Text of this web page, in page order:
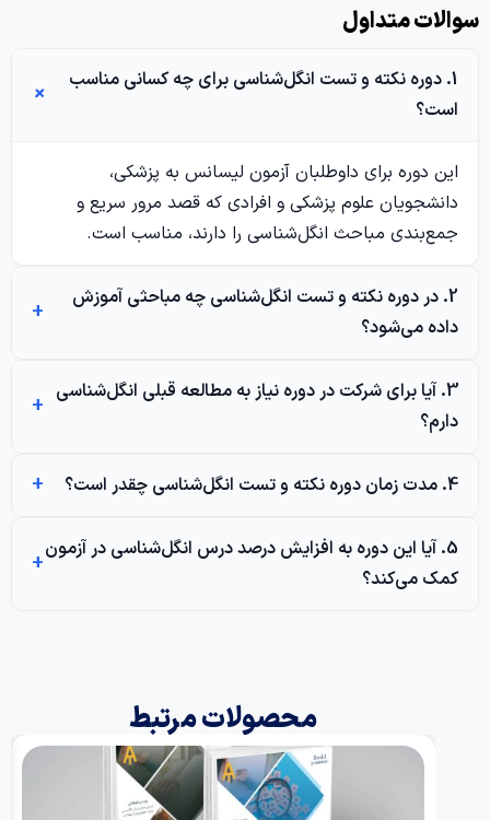
متداول
1. دوره نکته و تست انگل‌شناسی برای چه کسانی مناسب
است؟
این دوره برای داوطلبان آزمون لیسانس به پزشکی،
دانشجویان علوم پزشکی و افرادی که قصد مرور سریع و
جمع‌بندی مباحث انگل‌شناسی را دارند، مناسب است.
2. در دوره نکته و تست انگل‌شناسی چه مباحثی آموزش
داده می‌شود؟
3. آیا برای شرکت در دوره نیاز به مطالعه قبلی انگل‌شناسی
دارم؟
5. آیا این دوره به افزایش درصد درس انگل‌شناسی در آزمون
کمک می‌کند؟
محصولات مرتبط